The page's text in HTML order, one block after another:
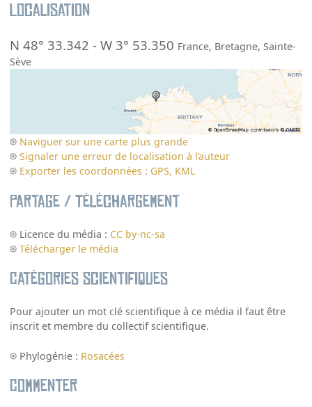
Localisation
N 48° 33.342 -W 3° 53.350 France, Bretagne,Sainte-
Sève
Naviguer sur une carte plus grande
Signaler une erreur de localisation à l’auteur
Exporter les coordonnées : GPS, KML
Partage / Téléchargement
Licence du média : CC by-nc-sa
Télécharger le média
Catégories scientifiques
Pour ajouter un mot clé scientifique à ce média il faut être
inscrit et membre du collectif scientifique.
Phylogénie : Rosacées
Commenter